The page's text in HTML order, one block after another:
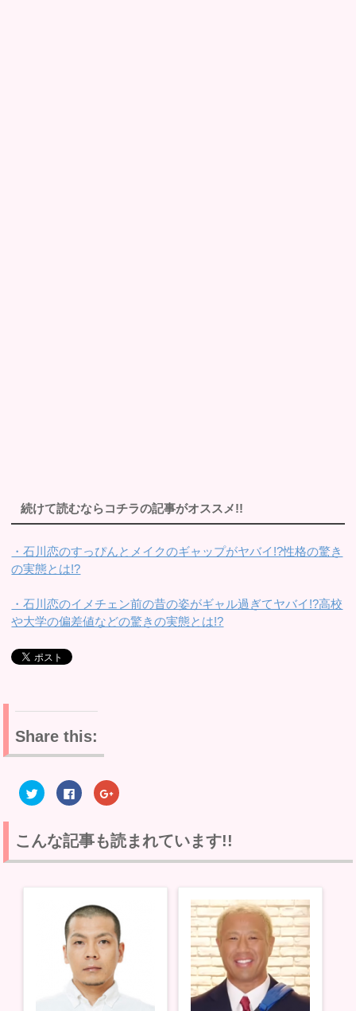
続けて読むならコチラの記事がオススメ!!
・石川恋のすっぴんとメイクのギャップがヤバイ!?性格の驚き
の実態とは!?
・石川恋のイメチェン前の昔の姿がギャル過ぎてヤバイ!?高校
や大学の偏差値などの驚きの実態とは!?
Share this:
ク
リ
て
T
w
i
F
a
o
o
k
で
る
に
ク
リ
ッ
ク
し
て
く
だ
ク
リ
て
G
o
o
で
共
有
(
新
し
い
ウ
ィ
こんな記事も読まれています!!